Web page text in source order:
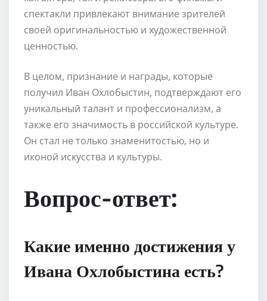
спектакли привлекают внимание зрителей
своей оригинальностью и художественной
ценностью.
В целом, признание и награды, которые
получил Иван Охлобыстин, подтверждают его
уникальный талант и профессионализм, а
также его значимость в российской культуре.
Он стал не только знаменитостью, но и
иконой искусства и культуры.
Вопрос-ответ:
Какие именно достижения у
Ивана Охлобыстина есть?